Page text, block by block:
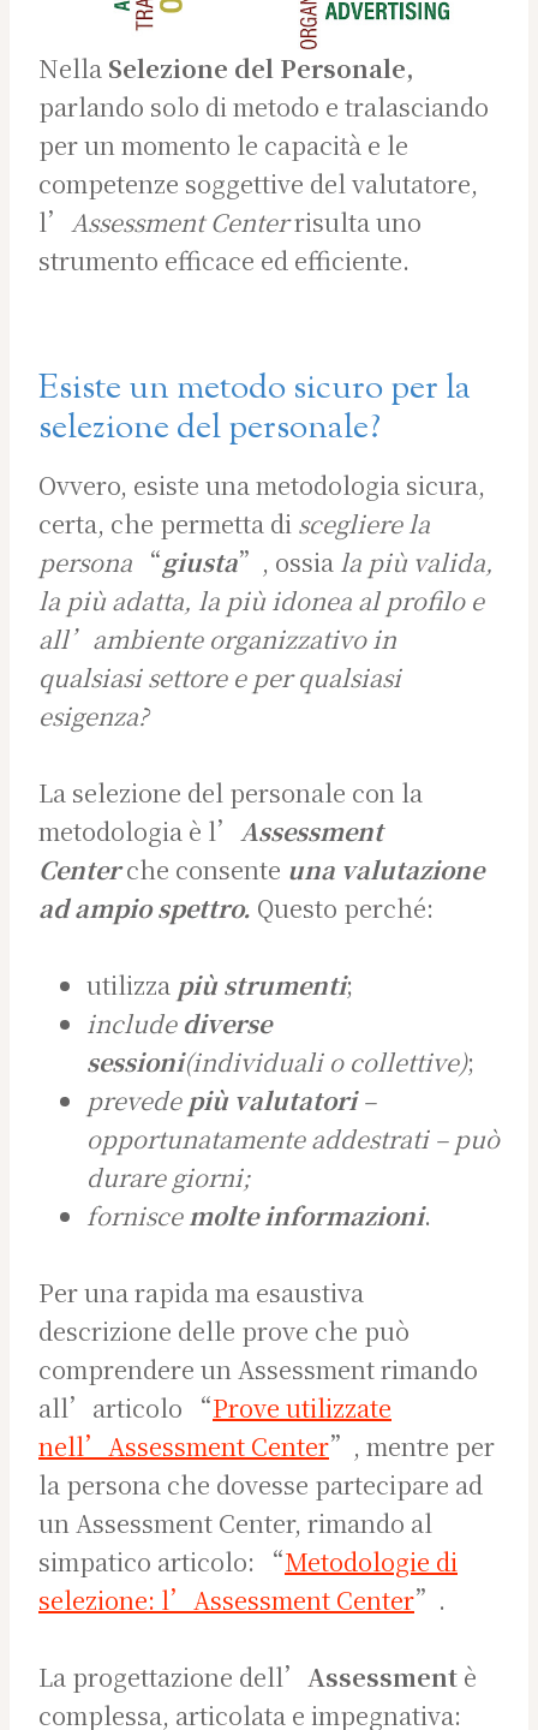
Nella Selezione del Personale,
parlando solo di metodo e tralasciando
per un momento le capacità e le
competenze soggettive del valutatore,
l’ Assessment Centerrisulta uno
strumento efficace ed efficiente.
Esiste un metodo sicuro per la
selezione del personale?
Ovvero, esiste una metodologia sicura,
certa, che permetta di scegliere la
persona “giusta”, ossia la più valida,
la più adatta, la più idonea al profilo e
all’ambiente organizzativo in
qualsiasi settore e per qualsiasi
esigenza?
La selezione del personale con la
metodologia è l’ Assessment
Centerche consente una valutazione
ad ampio spettro. Questo perché:
utilizza più strumenti;
include diverse
sessioni(individuali o collettive);
prevede più valutatori–
opportunatamente addestrati – può
durare giorni;
fornisce molte informazioni.
Per una rapida ma esaustiva
descrizione delle prove che può
comprendere un Assessment rimando
all’articolo “Prove utilizzate
nell’Assessment Center”, mentre per
la persona che dovesse partecipare ad
un Assessment Center, rimando al
simpatico articolo: “Metodologie di
selezione: l’Assessment Center”.
La progettazione dell’ Assessment è
complessa, articolata e impegnativa: